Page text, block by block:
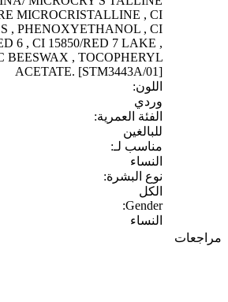
MICROCRISTALLINE , CI
, PHENOXYETHANOL , CI
6 , CI 15850/RED 7 LAKE ,
BEESWAX , TOCOPHERYL
ACETATE. [STM3443A/01]
اللون:
وردي
الفئة العمرية:
للبالغين
مناسب لـ:
النساء
نوع البشرة:
الكل
Gender:
النساء
مراجعات